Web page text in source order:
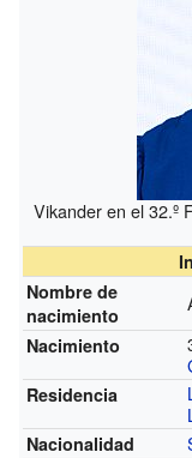
Vikander en el 32.º
Nombre de
nacimiento
Nacimiento
Residencia
Nacionalidad